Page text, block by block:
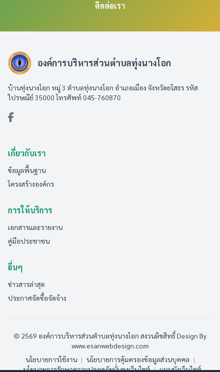
ติดต่อเรา
องค์การบริหารส่วนตำบลทุ่งนางโอก
บ้านทุ่งนางโอก หมู่ 3 ตำบลทุ่งนางโอก อำเภอเมือง จังหวัดยโสธร รหัส
ไปรษณีย์ 35000 โทรศัพท์ 045-760870
เกี่ยวกับเรา
ข้อมูลพื้นฐาน
โครงสร้างองค์กร
การให้บริการ
เอกสารและรายงาน
คู่มือประชาชน
อื่นๆ
ข่าวสารล่าสุด
ประกาศจัดซื้อจัดจ้าง
© 2569 องค์การบริหารส่วนตำบลทุ่งนางโอก สงวนลิขสิทธิ์Design By
www.esanwebdesign.com
นโยบายการใช้งาน | นโยบายการคุ้มครองข้อมูลส่วนบุคคล |
นโยบายการรักษาความปลอดภัยมั่นคงเว็บไซต์ | แผนผังเว็บไซต์